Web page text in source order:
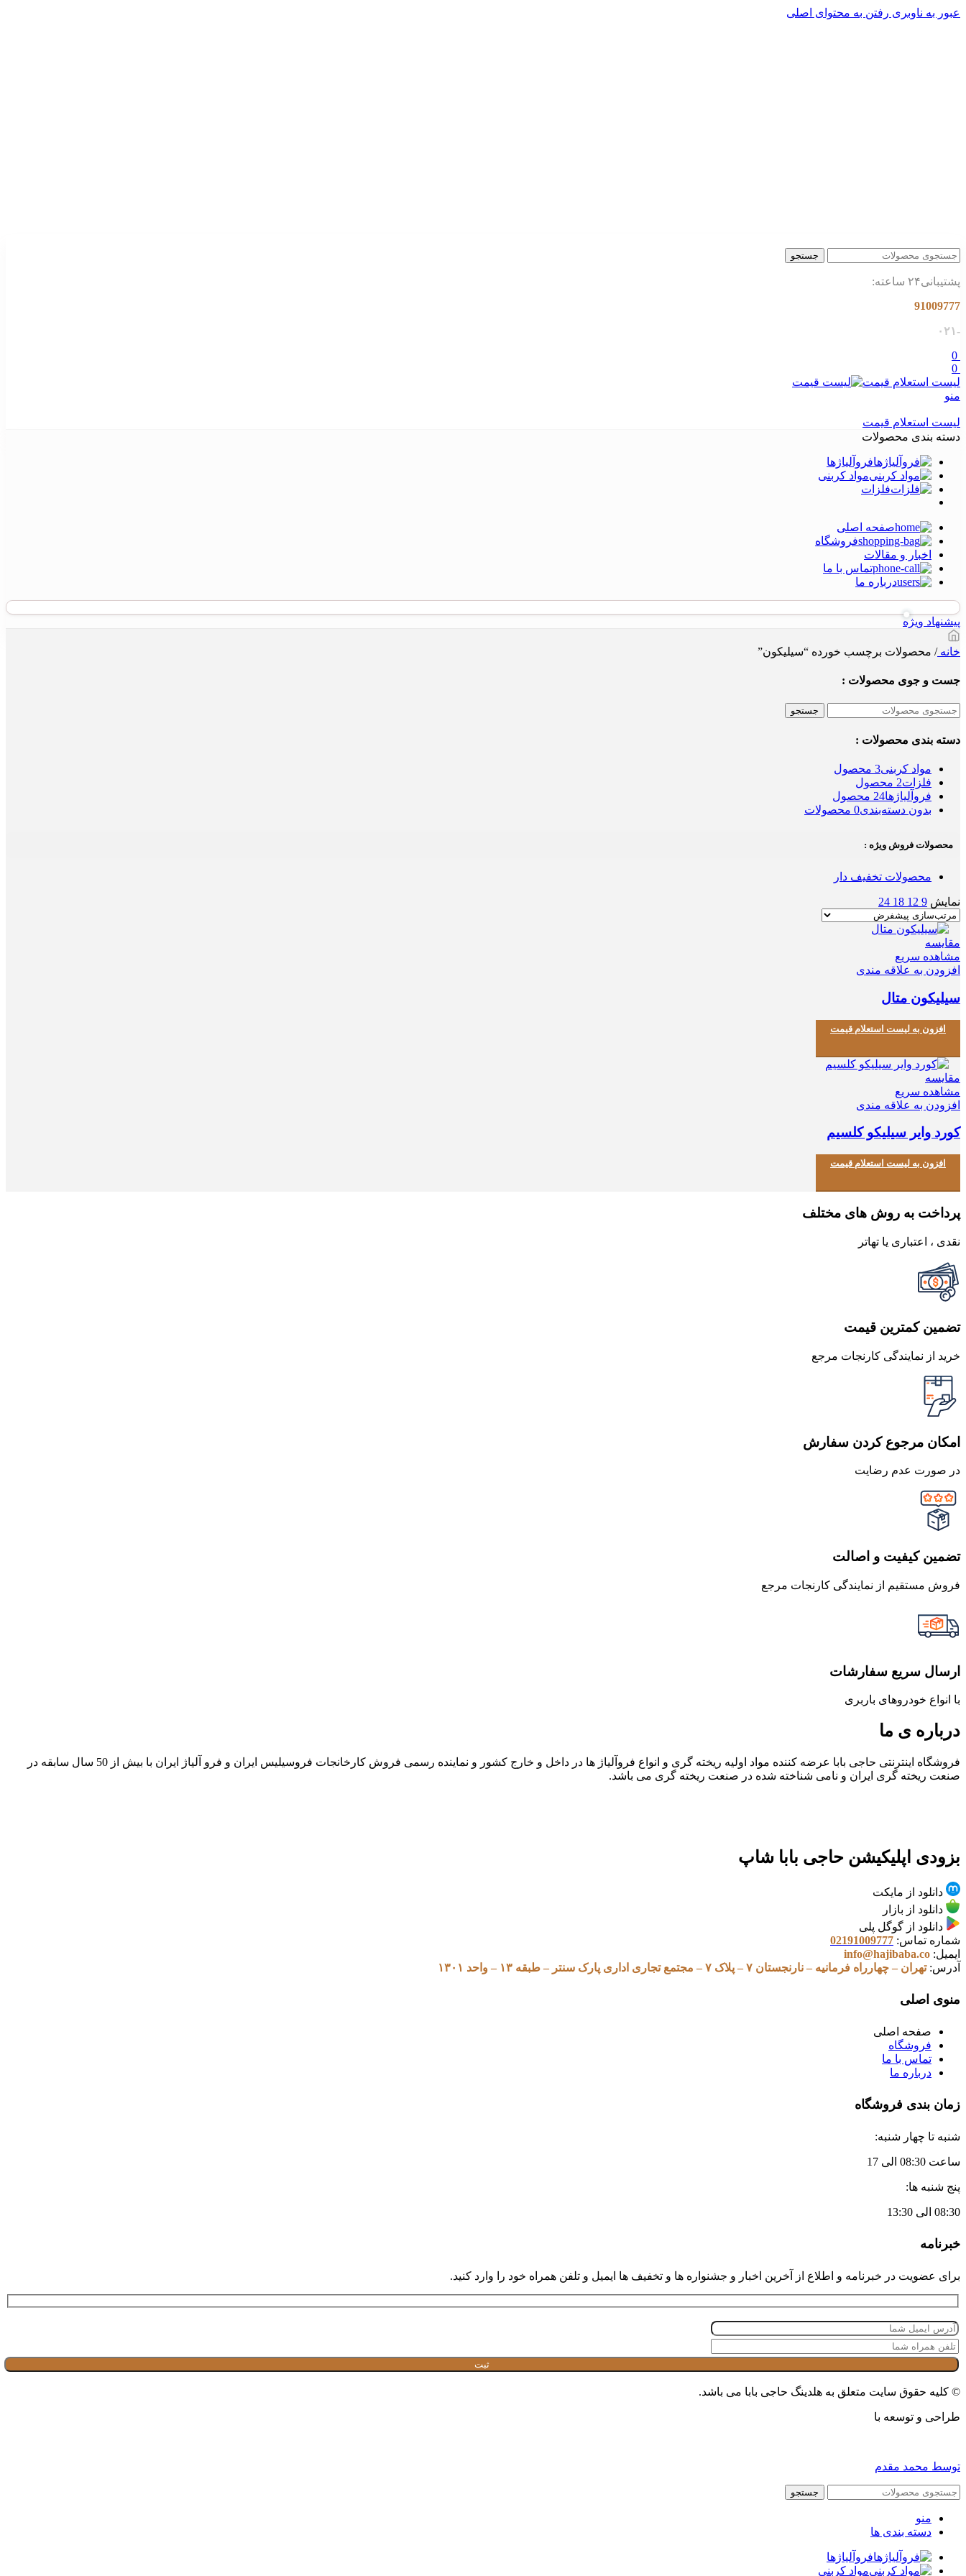
عبور به ناوبری رفتن به محتوای اصلی
جستجو
پشتیبانی۲۴ ساعته:
91009777
-۰۲۱
0
0
لیست استعلام قیمت
منو
لیست استعلام قیمت
دسته بندی محصولات
فروآلیاژها
مواد کربنی
فلزات
صفحه اصلی
فروشگاه
اخبار و مقالات
تماس با ما
درباره ما
پیشنهاد ویژه
خانه/ محصولات برچسب خورده “سیلیکون”
جست و جوی محصولات :
جستجو
دسته بندی محصولات :
مواد کربنی3 محصول
فلزات2 محصول
فروآلیاژها24 محصول
بدون دسته‌بندی0 محصولات
محصولات فروش ویژه :
محصولات تخفیف دار
نمایش 9
12
18
24
مقایسه
مشاهده سریع
افزودن به علاقه مندی
سیلیکون متال
افزون به لیست استعلام قیمت
مقایسه
مشاهده سریع
افزودن به علاقه مندی
کورد وایر سیلیکو کلسیم
افزون به لیست استعلام قیمت
پرداخت به روش های مختلف
نقدی ، اعتباری یا تهاتر
تضمین کمترین قیمت
خرید از نمایندگی کارنجات مرجع
امکان مرجوع کردن سفارش
در صورت عدم رضایت
تضمین کیفیت و اصالت
فروش مستقیم از نمایندگی کارنجات مرجع
ارسال سریع سفارشات
با انواع خودروهای باربری
درباره ی ما
فروشگاه اینترنتی حاجی بابا عرضه کننده مواد اولیه ریخته گری و انواع فروآلیاژ ها در داخل و خارج کشور و نماینده رسمی فروش کارخانجات فروسیلیس ایران و فرو آلیاژ ایران با بیش از 50 سال سابقه در
صنعت ریخته گری ایران و نامی شناخته شده در صنعت ریخته گری می باشد.
بزودی اپلیکیشن حاجی بابا شاپ
دانلود از مایکت
دانلود از بازار
دانلود از گوگل پلی
شماره تماس: 02191009777
ایمیل: info@hajibaba.co
آدرس:تهران – چهارراه فرمانیه – نارنجستان ۷ – پلاک ۷ – مجتمع تجاری اداری پارک سنتر – طبقه ۱۳ – واحد ۱۳۰۱
منوی اصلی
صفحه اصلی
فروشگاه
تماس با ما
درباره ما
زمان بندی فروشگاه
شنبه تا چهار شنبه:
ساعت 08:30 الی 17
پنج شنبه ها:
08:30 الی 13:30
خبرنامه
برای عضویت در خبرنامه و اطلاع از آخرین اخبار و جشنواره ها و تخفیف ها ایمیل و تلفن همراه خود را وارد کنید.
© کلیه حقوق سایت متعلق به هلدینگ حاجی بابا می باشد.
طراحی و توسعه با
توسط محمد مقدم
جستجو
منو
دسته بندی ها
فروآلیاژها
مواد کربنی